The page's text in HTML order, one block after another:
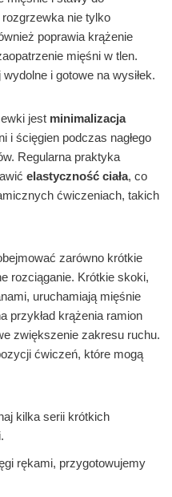
rozgrzewka nie tylko
poprawia krążenie
mięśni w tlen.
i gotowe na wysiłek.
jest minimalizacja
i ścięgien podczas nagłego
Regularna praktyka
elastyczność ciała, co
ćwiczeniach, takich
zarówno krótkie
rozciąganie. Krótkie skoki,
uruchamiają mięśnie
przykład krążenia ramion
zwiększenie zakresu ruchu.
ćwiczeń, które mogą
kilka serii krótkich
rękami, przygotowujemy